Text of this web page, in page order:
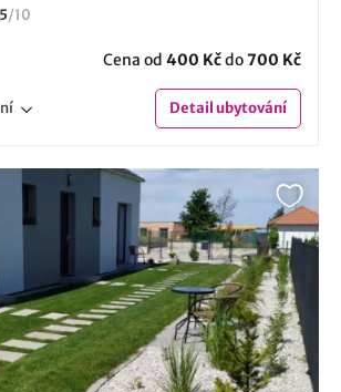
/10
Cena od 400 Kčdo700 Kč
Detailubytování